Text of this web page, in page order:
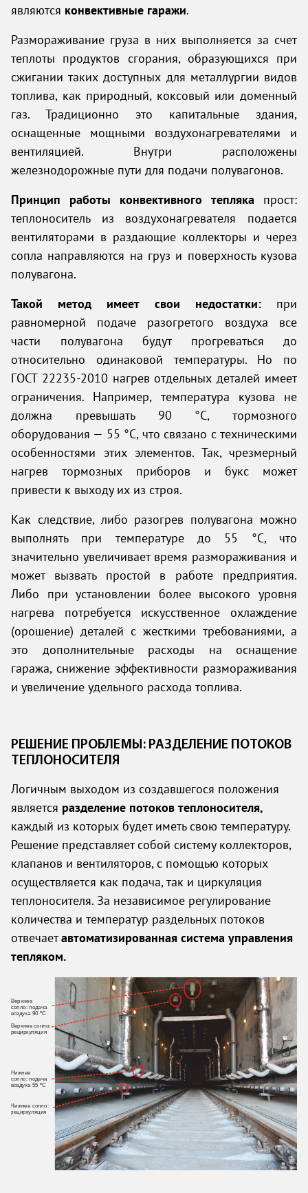
являются конвективные гаражи.
Размораживание груза в них выполняется за счет
теплоты продуктов сгорания, образующихся при
сжигании таких доступных для металлургии видов
топлива, как природный, коксовый или доменный
газ. Традиционно это капитальные здания,
оснащенные мощными воздухонагревателями и
вентиляцией. Внутри расположены
железнодорожные пути для подачи полувагонов.
Принцип работы конвективного тепляка прост:
теплоноситель из воздухонагревателя подается
вентиляторами в раздающие коллекторы и через
сопла направляются на груз и поверхность кузова
полувагона.
Такой метод имеет свои недостатки:
при
равномерной подаче разогретого воздуха все
части полувагона будут прогреваться до
относительно одинаковой температуры. Но по
ГОСТ 22235-2010 нагрев отдельных деталей имеет
ограничения. Например, температура кузова не
должна превышать 90 °C, тормозного
оборудования — 55 °C, что связано с техническими
особенностями этих элементов. Так, чрезмерный
нагрев тормозных приборов и букс может
привести к выходу их из строя.
Как следствие, либо разогрев полувагона можно
выполнять при температуре до 55 °C, что
значительно увеличивает время размораживания и
может вызвать простой в работе предприятия.
Либо при установлении более высокого уровня
нагрева потребуется искусственное охлаждение
(орошение) деталей с жесткими требованиями, а
это дополнительные расходы на оснащение
гаража, снижение эффективности размораживания
и увеличение удельного расхода топлива.
РЕШЕНИЕ ПРОБЛЕМЫ: РАЗДЕЛЕНИЕ ПОТОКОВ
ТЕПЛОНОСИТЕЛЯ
Логичным выходом из создавшегося положения
является разделение потоков теплоносителя,
каждый из которых будет иметь свою температуру.
Решение представляет собой систему коллекторов,
клапанов и вентиляторов, с помощью которых
осуществляется как подача, так и циркуляция
теплоносителя. За независимое регулирование
количества и температур раздельных потоков
отвечаетавтоматизированная система управления
тепляком.